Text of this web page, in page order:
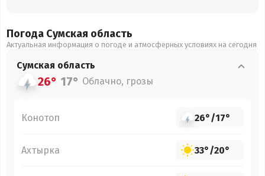
Погода Сумская область
Актуальная информация о погоде и атмосферных условиях на сегодня
Сумская область
26° 17° Облачно, грозы
Конотоп 26°/17°
Ахтырка 33°/20°